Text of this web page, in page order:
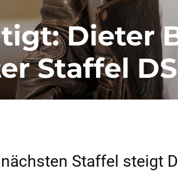
Dieter
Staffel
Staffel steigt